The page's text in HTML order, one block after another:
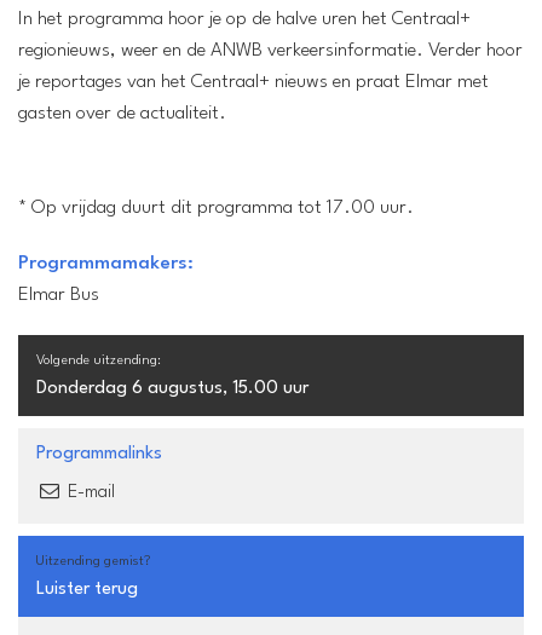
In het programma hoor je op de halve uren het Centraal+
regionieuws, weer en de ANWB verkeersinformatie. Verder hoor
je reportages van het Centraal+ nieuws en praat Elmar met
gasten over de actualiteit.
* Op vrijdag duurt dit programma tot 17.00 uur.
Programmamakers:
Elmar Bus
Volgende uitzending:
Donderdag 6 augustus, 15.00 uur
Programmalinks
E-mail
Uitzending gemist?
Luister terug